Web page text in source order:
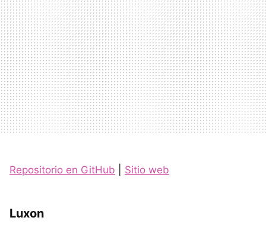
Repositorio en GitHub Sitio web
Luxon